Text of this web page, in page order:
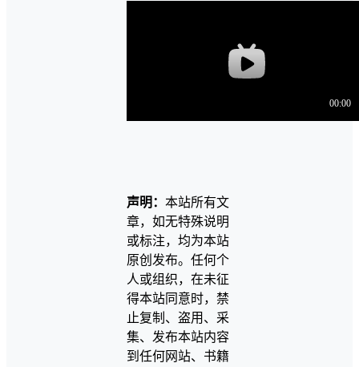
声明： 本站所有文
章，如无特殊说明
或标注，均为本站
原创发布。任何个
人或组织，在未征
得本站同意时，禁
止复制、盗用、采
集、发布本站内容
到任何网站、书籍